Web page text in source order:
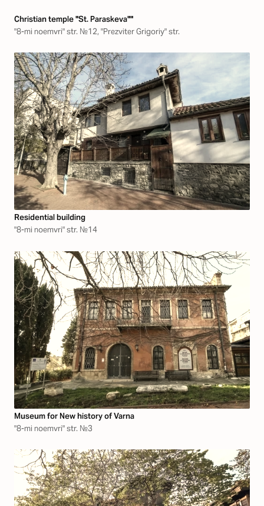
Christian temple "St. Paraskeva""
"8-mi noemvri" str. №12, "Prezviter Grigoriy" str.
Residential building
"8-mi noemvri" str. №14
Museum for New history of Varna
"8-mi noemvri" str. №3